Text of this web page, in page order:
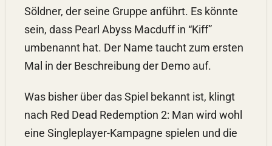
Söldner, der seine Gruppe anführt. Es könnte
sein, dass Pearl Abyss Macduff in “Kiff”
umbenannt hat. Der Name taucht zum ersten
Mal in der Beschreibung der Demo auf.
Was bisher über das Spiel bekannt ist, klingt
nach Red Dead Redemption 2: Man wird wohl
eine Singleplayer-Kampagne spielen und die